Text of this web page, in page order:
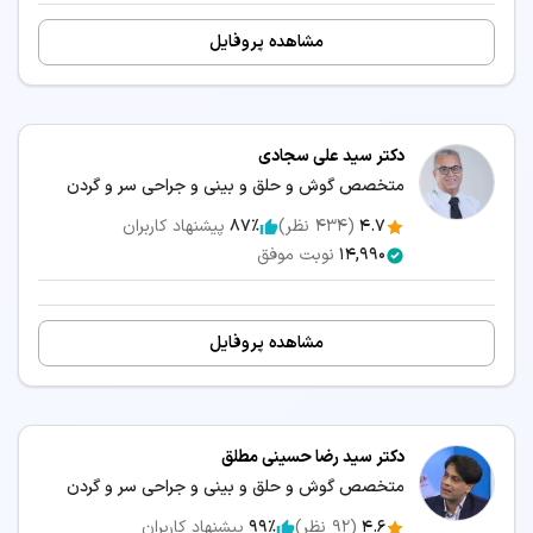
شنوایی سنجی کودکان
عمل انحراف بینی
(سپتوپلاستی)
عمل بینی بدون بیهوشی عمل بینی بدون تامپون
عمل بینی به روش بسته عمل بینی طبیعی
عمل بینی فانتزی
عمل بینی مردانه عمل بینی گوشتی
تخصص‌های مرتبط:
👨‍⚕️ نوبت‌دهی دکتر فلوشیپ طب خواب در بندرعباس
مشاهده پروفایل
دکتر سید علی سجادی
متخصص گوش و حلق و بینی و جراحی سر و گردن
4.7
(
434 نظر) 87٪ پیشنهاد کاربران
14,990 نوبت موفق
مشاهده پروفایل
دکتر سید رضا حسینی مطلق
متخصص گوش و حلق و بینی و جراحی سر و گردن
4.6
(
92 نظر) 99٪ پیشنهاد کاربران